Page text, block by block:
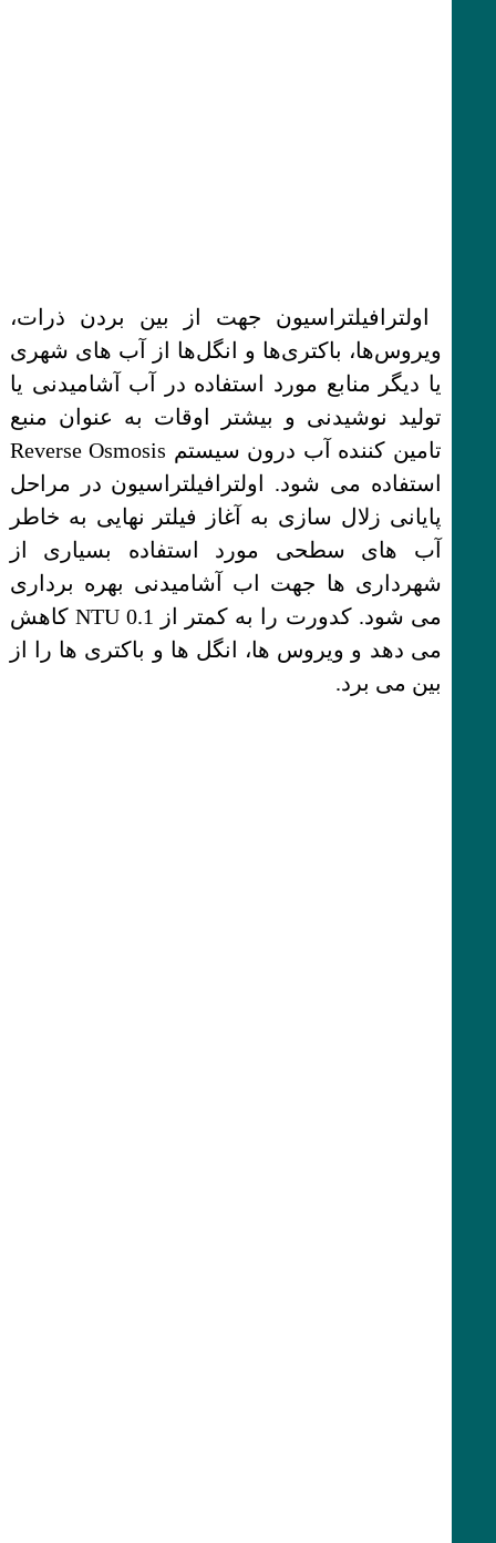
اولترافیلتراسیون جهت از بین بردن ذرات،
ویروس‌ها، باکتری‌ها و انگل‌ها از آب‌ های شهری
یا دیگر منابع مورد استفاده در آب آشامیدنی یا
تولید نوشیدنی و بیشتر اوقات به عنوان منبع
تامین کننده آب درون سیستم Reverse Osmosis
استفاده می ‌شود. اولترافیلتراسیون در مراحل
پایانی زلال سازی به آغاز فیلتر نهایی به خاطر
آب های سطحی مورد استفاده بسیاری از
شهرداری ها جهت اب آشامیدنی بهره برداری
می شود. کدورت را به کمتر از 0.1 NTU کاهش
می دهد و ویروس ها، انگل ها و باکتری ها را از
بین می برد.